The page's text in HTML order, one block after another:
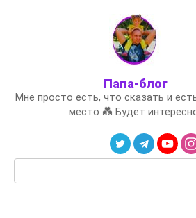
Папа-блог
Мне просто есть, что сказать и
место 💑 Будет